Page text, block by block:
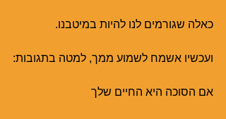
כאלה שגורמים לנו להיות במיטבנו.
ועכשיו אשמח לשמוע ממך, למטה בתגובות:
אם הסוכה היא החיים שלך